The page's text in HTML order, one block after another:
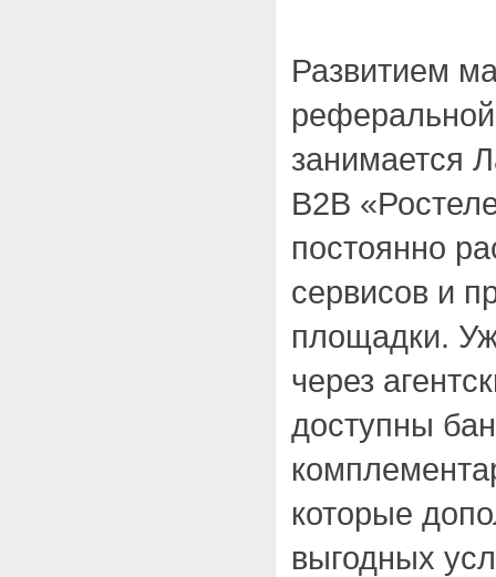
Развитием
занимается
B2B
постоянно
сервисов и
площадки.
через
доступны
которые
выгодных